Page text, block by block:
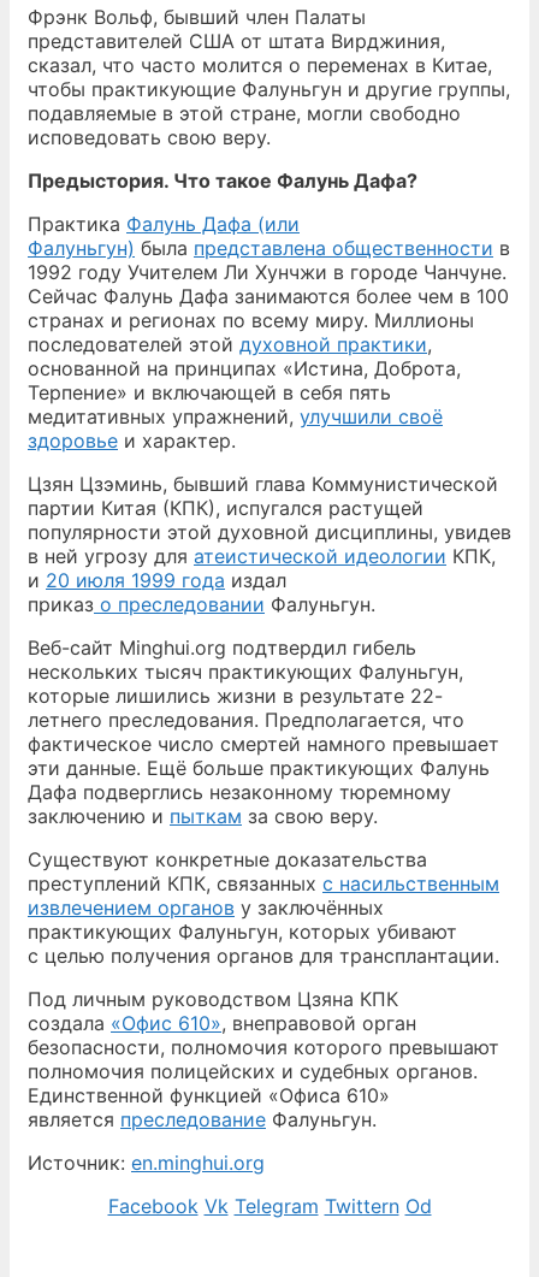
Фрэнк Вольф, бывший член Палаты
представителей США от штата Вирджиния,
сказал, что часто молится о переменах в Китае,
чтобы практикующие Фалуньгун и другие группы,
подавляемые в этой стране, могли свободно
исповедовать свою веру.
Предыстория. Что такое Фалунь Дафа?
Практика Фалунь Дафа (или
Фалуньгун) была представлена общественности в
1992 году Учителем Ли Хунчжи в городе Чанчуне.
Сейчас Фалунь Дафа занимаются более чем в 100
странах и регионах по всему миру. Миллионы
последователей этой духовной практики,
основанной на принципах «Истина, Доброта,
Терпение» и включающей в себя пять
медитативных упражнений, улучшили своё
здоровье и характер.
Цзян Цзэминь, бывший глава Коммунистической
партии Китая (КПК), испугался растущей
популярности этой духовной дисциплины, увидев
в ней угрозу для атеистической идеологии КПК,
и 20 июля 1999 года издал
приказ о преследовании Фалуньгун.
Веб-сайт Minghui.org подтвердил гибель
нескольких тысяч практикующих Фалуньгун,
которые лишились жизни в результате 22-
летнего преследования. Предполагается, что
фактическое число смертей намного превышает
эти данные. Ещё больше практикующих Фалунь
Дафа подверглись незаконному тюремному
заключению и пыткам за свою веру.
Существуют конкретные доказательства
преступлений КПК, связанных с насильственным
извлечением органов у заключённых
практикующих Фалуньгун, которых убивают
с целью получения органов для трансплантации.
Под личным руководством Цзяна КПК
создала «Офис 610», внеправовой орган
безопасности, полномочия которого превышают
полномочия полицейских и судебных органов.
Единственной функцией «Офиса 610»
является преследование Фалуньгун.
Источник: en.minghui.org
Facebook Vk Telegram Twittern Od